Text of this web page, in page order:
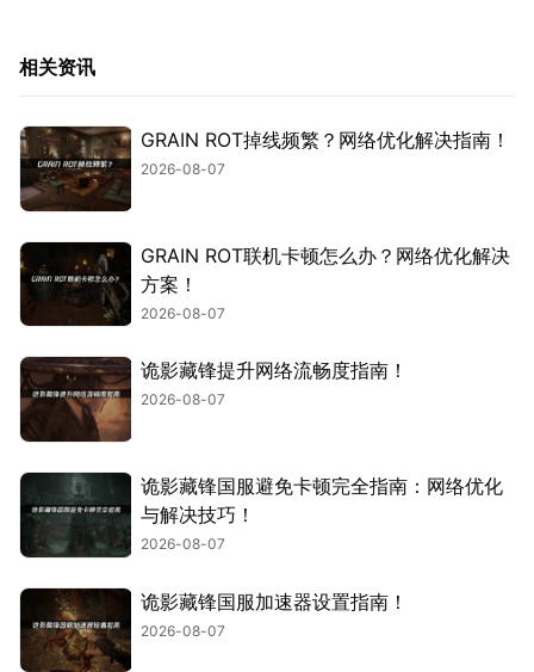
相关资讯
GRAIN ROT掉线频繁？网络优化解决指南！
2026-08-07
GRAIN ROT联机卡顿怎么办？网络优化解决
方案！
2026-08-07
诡影藏锋提升网络流畅度指南！
2026-08-07
诡影藏锋国服避免卡顿完全指南：网络优化
与解决技巧！
2026-08-07
诡影藏锋国服加速器设置指南！
2026-08-07